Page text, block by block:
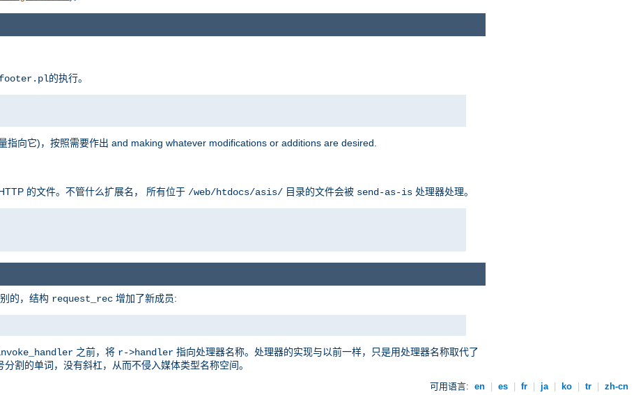
footer.pl的执行。
指向它)，按照需要作出 and making whatever modifications or additions are desired.
的文件。不管什么扩展名， 所有位于 /web/htdocs/asis/ 目录的文件会被 send-as-is 处理器处理。
的，结构 request_rec 增加了新成员:
之前，将 r->handler 指向处理器名称。处理器的实现与以前一样，只是用处理器名称取代了
割的单词，没有斜杠，从而不侵入媒体类型名称空间。
可用语言: en es fr ja ko tr zh-cn